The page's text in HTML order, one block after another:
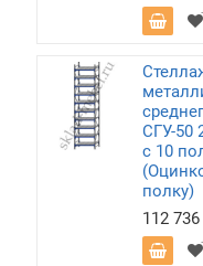
СГУ-50
с 10
полку)
112 736